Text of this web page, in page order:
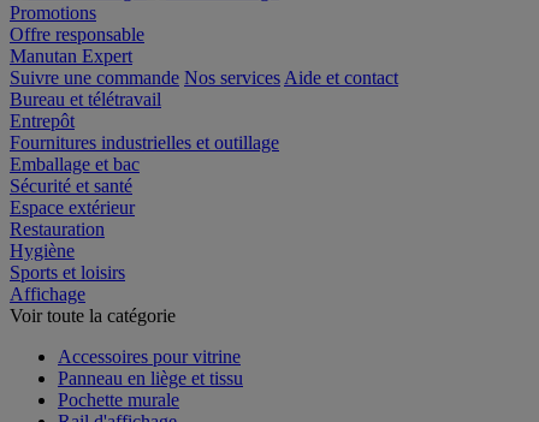
Promotions
Offre responsable
Manutan Expert
Suivre une commande Nos services Aide et contact
Bureau et télétravail
Entrepôt
Fournitures industrielles et outillage
Emballage et bac
Sécurité et santé
Espace extérieur
Restauration
Hygiène
Sports et loisirs
Affichage
Voir toute la catégorie
Accessoires pour vitrine
Panneau en liège et tissu
Pochette murale